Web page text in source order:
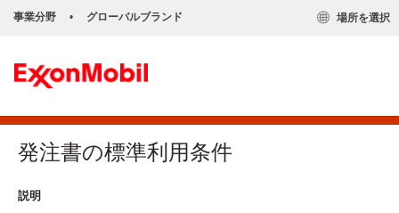
事業分野 • グローバルブランド 場所を選択
発注書の標準利用条件
説明